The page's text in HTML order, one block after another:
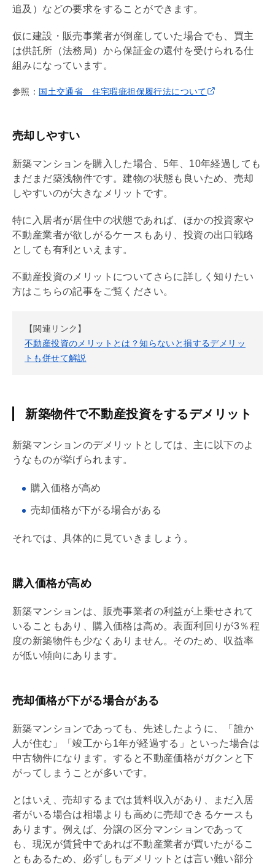
追及）などの要求をすることができます。
仮に建設・販売事業者が倒産していた場合でも、買主
は供託所（法務局）から保証金の還付を受けられる仕
組みになっています。
参照： 国土交通省 住宅瑕疵担保履行法について
売却しやすい
新築マンションを購入した場合、5年、10年経過しても
まだまだ築浅物件です。建物の状態も良いため、売却
しやすいのが大きなメリットです。
特に入居者が居住中の状態であれば、ほかの投資家や
不動産業者が欲しがるケースもあり、投資の出口戦略
としても有利といえます。
不動産投資のメリットについてさらに詳しく知りたい
方はこちらの記事をご覧ください。
【関連リンク】
不動産投資のメリットとは？知らないと損するデメリッ
トも併せて解説
新築物件で不動産投資をするデメリット
新築マンションのデメリットとしては、主に以下のよ
うなものが挙げられます。
購入価格が高め
売却価格が下がる場合がある
それでは、具体的に見ていきましょう。
購入価格が高め
新築マンションは、販売事業者の利益が上乗せされて
いることもあり、購入価格は高め。表面利回り が3％程
度の新築物件も少なくありません。そのため、収益率
が低い傾向にあります。
売却価格が下がる場合がある
新築マンションであっても、先述したように、「誰か
人が住む」「竣工から1年が経過する」といった場合は
中古物件になります。すると不動産価格がガクンと下
がってしまうことが多いです。
とはいえ、売却するまでは賃料収入があり、まだ入居
者がいる場合は相場よりも高めに売却できるケースも
あります。例えば、分譲の区分マンションであって
も、現況が賃貸中であれば不動産業者が買いたがるこ
ともあるため、必ずしもデメリットとは言い難い部分